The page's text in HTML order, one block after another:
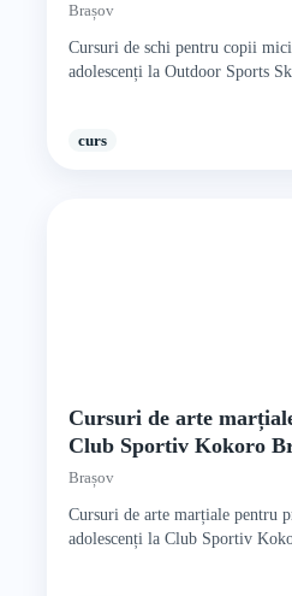
Brașov
Cursuri de schi pentru copii
adolescenți la Outdoor Sports
curs
Cursuri de arte
Club Sportiv Kokoro
Brașov
Cursuri de arte marțiale pentru
adolescenți la Club Sportiv